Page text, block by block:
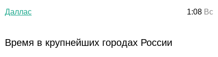
Даллас
1:08 Вс
Время в крупнейших городах России